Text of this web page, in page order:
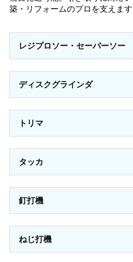
築・リフォームのプロを支えます
レジプロソー・セーバーソー
ディスクグラインダ
トリマ
タッカ
釘打機
ねじ打機